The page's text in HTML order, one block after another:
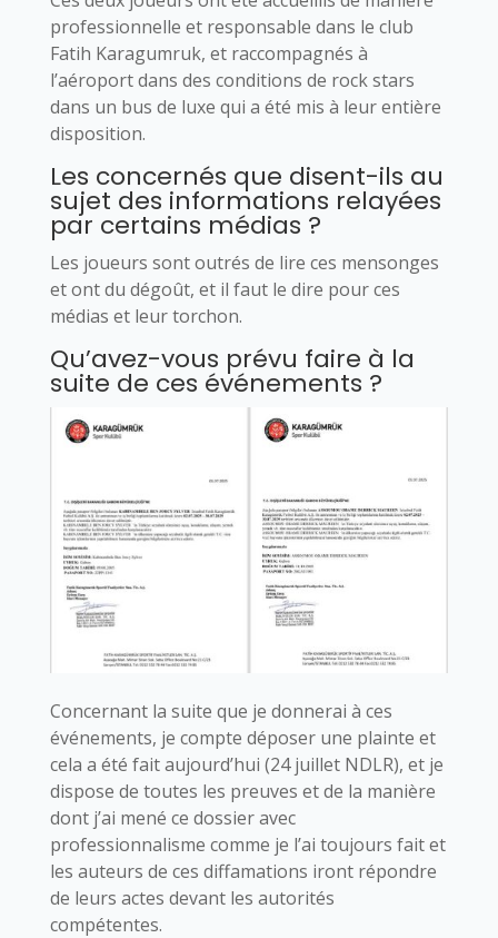
professionnelle et responsable dans le club
Fatih Karagumruk, et raccompagnés à
l’aéroport dans des conditions de rock stars
dans un bus de luxe qui a été mis à leur entière
disposition.
Les concernés que disent-ils au
sujet des informations relayées
par certains médias ?
Les joueurs sont outrés de lire ces mensonges
et ont du dégoût, et il faut le dire pour ces
médias et leur torchon.
Qu’avez-vous prévu faire à la
suite de ces événements ?
Concernant la suite que je donnerai à ces
événements, je compte déposer une plainte et
cela a été fait aujourd’hui (24 juillet NDLR), et je
dispose de toutes les preuves et de la manière
dont j’ai mené ce dossier avec
professionnalisme comme je l’ai toujours fait et
les auteurs de ces diffamations iront répondre
de leurs actes devant les autorités
compétentes.